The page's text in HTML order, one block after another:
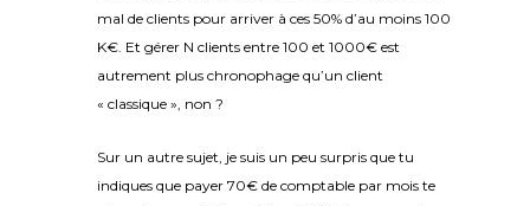
mal de clients pour arriver à ces 50% d’au moins 100
K€. Et gérer N clients entre 100 et 1000€ est
autrement plus chronophage qu’un client
« classique », non ?
Sur un autre sujet, je suis un peu surpris que tu
indiques que payer 70€ de comptable par mois te